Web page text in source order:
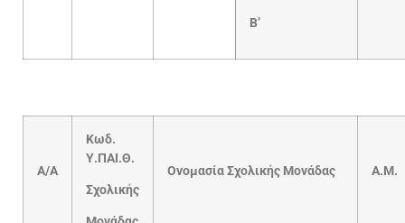
Β’
A/A
Kωδ.
Υ.ΠΑΙ.Θ.
Σχολικής
Ονομασία Σχολικής Μονάδας Α.Μ.